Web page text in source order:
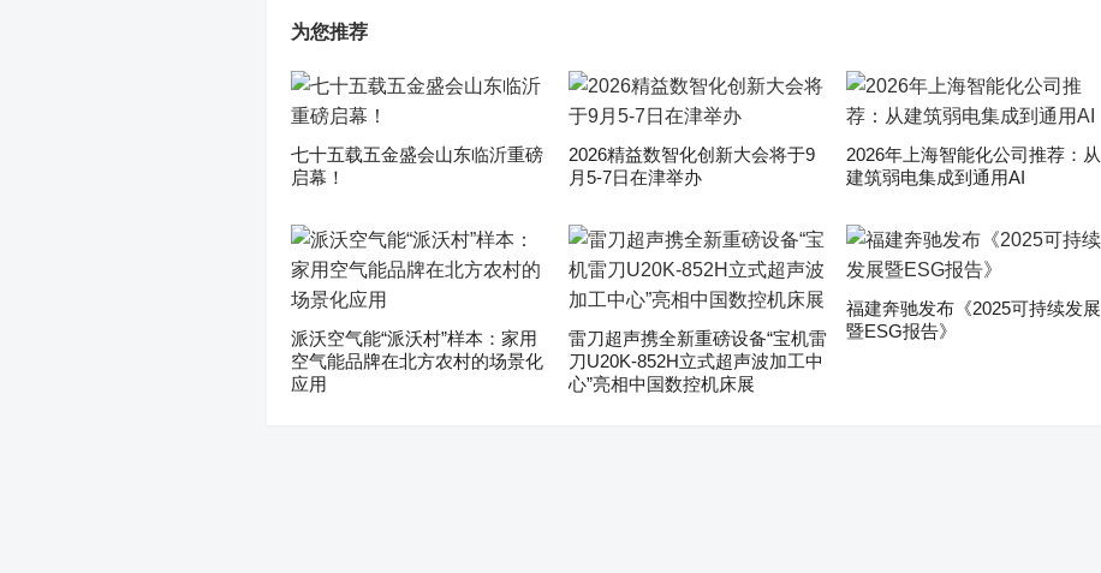
为您推荐
七十五载五金盛会山东临沂重磅
启幕！
2026精益数智化创新大会将于9
月5-7日在津举办
2026年上海智能化公司推荐：从
建筑弱电集成到通用AI
派沃空气能“派沃村”样本：家用
空气能品牌在北方农村的场景化
应用
雷刀超声携全新重磅设备“宝机雷
刀U20K-852H立式超声波加工中
心”亮相中国数控机床展
福建奔驰发布《2025可持续发展
暨ESG报告》